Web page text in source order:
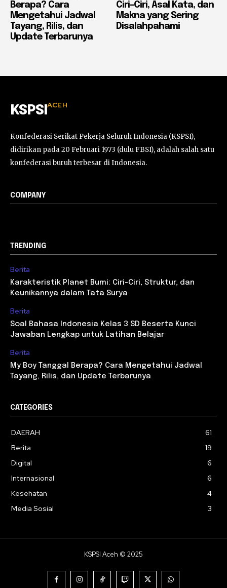
Berapa? Cara
Mengetahui Jadwal
Tayang, Rilis, dan
Update Terbarunya
Ciri-Ciri, Asal Kata, dan
Makna yang Sering
Disalahpahami
KSPSIACEH
Konfederasi Serikat Pekerja Seluruh Indonesia (KSPSI),
didirikan pada 20 Februari 1973 (dulu FBSI), adalah salah satu
konfederasi buruh terbesar di Indonesia.
COMPANY
TRENDING
Berita
Karakteristik Planet Bumi: Ciri-Ciri, Struktur, dan
Keunikannya dalam Tata Surya
Berita
Soal Bahasa Indonesia Kelas 3 SD Beserta Kunci
Jawaban Lengkap untuk Latihan Belajar
Berita
My Boy Tanggal Berapa? Cara Mengetahui Jadwal
Tayang, Rilis, dan Update Terbarunya
CATEGORIES
DAERAH
61
Berita
19
Digital
6
Internasional
6
Kesehatan
4
Media Sosial
3
KSPSI Aceh © 2025